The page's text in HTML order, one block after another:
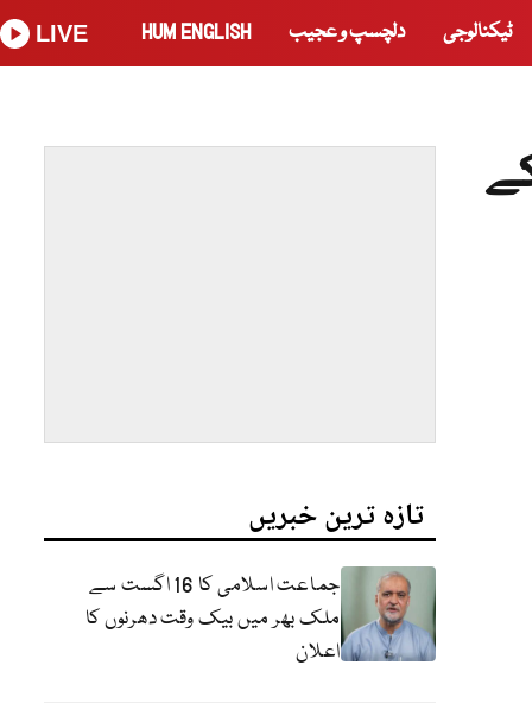
ٹیکنالوجی دلچسپ و عجیب HUM ENGLISH
LIVE
تازہ ترین خبریں
جماعت اسلامی کا 16 اگست سے
ملک بھر میں بیک وقت دھرنوں کا
اعلان